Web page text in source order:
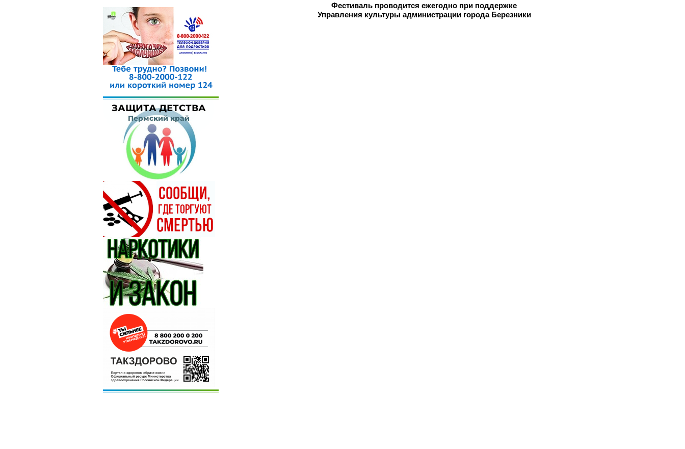
Фестиваль проводится ежегодно при поддержке
Управления культуры администрации города Березники